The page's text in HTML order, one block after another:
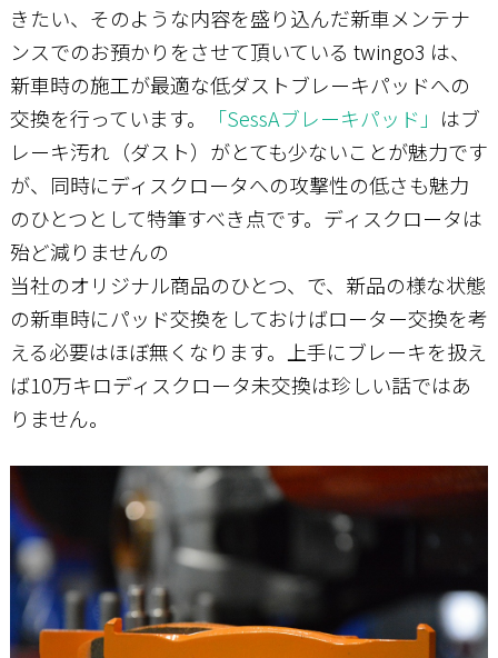
きたい、そのような内容を盛り込んだ新車メンテナ
ンスでのお預かりをさせて頂いている twingo3 は、
新車時の施工が最適な低ダストブレーキパッドへの
交換を行っています。
「SessAブレーキパッド」 はブ
レーキ汚れ（ダスト）がとても少ないことが魅力です
が、同時にディスクロータへの攻撃性の低さも魅力
のひとつとして特筆すべき点です。ディスクロータは
殆ど減りませんの
当社のオリジナル商品のひとつ、で、新品の様な状態
の新車時にパッド交換をしておけばローター交換を考
える必要はほぼ無くなります。上手にブレーキを扱え
ば10万キロディスクロータ未交換は珍しい話ではあ
りません。